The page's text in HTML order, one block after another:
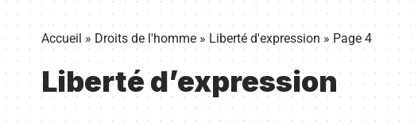
Accueil » Droits de l'homme»Liberté d'expression » Page 4
Liberté d’expression